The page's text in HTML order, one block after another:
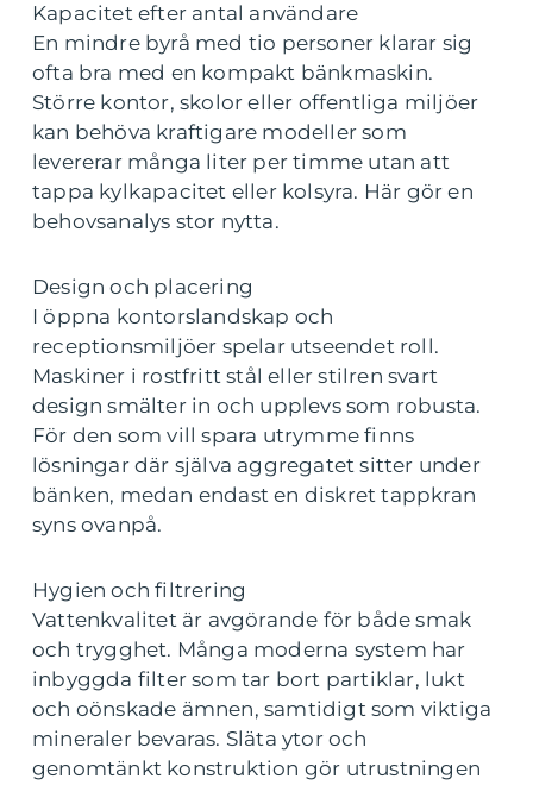
Kapacitet efter antal användare
En mindre byrå med tio personer klarar sig
ofta bra med en kompakt bänkmaskin.
Större kontor, skolor eller offentliga miljöer
kan behöva kraftigare modeller som
levererar många liter per timme utan att
tappa kylkapacitet eller kolsyra. Här gör en
behovsanalys stor nytta.
Design och placering
I öppna kontorslandskap och
receptionsmiljöer spelar utseendet roll.
Maskiner i rostfritt stål eller stilren svart
design smälter in och upplevs som robusta.
För den som vill spara utrymme finns
lösningar där själva aggregatet sitter under
bänken, medan endast en diskret tappkran
syns ovanpå.
Hygien och filtrering
Vattenkvalitet är avgörande för både smak
och trygghet. Många moderna system har
inbyggda filter som tar bort partiklar, lukt
och oönskade ämnen, samtidigt som viktiga
mineraler bevaras. Släta ytor och
genomtänkt konstruktion gör utrustningen